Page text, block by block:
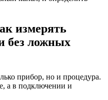
измерять
без ложных
прибор, но и процедура.
а в подключении и